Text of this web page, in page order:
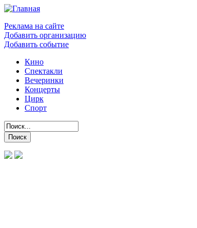
Реклама на сайте
Добавить организацию
Добавить событие
Кино
Спектакли
Вечеринки
Концерты
Цирк
Спорт